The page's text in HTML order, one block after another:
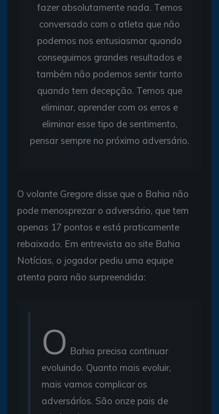
fazer absolutamente nada. Temos
conversado com o atleta que não
podemos nos entusiasmar quando
conseguimos grandes resultados e
também não podemos sentir tanto
quando tem decepção. Temos que
eliminar, aprender com os erros e
eliminar esse tipo de sentimento,
pensar sempre no próximo adversário.
O volante Gregore disse que o Bahia não
pode menosprezar o adversário, que tem
apenas 17 pontos e está praticamente
rebaixado. Em entrevista ao site Bahia
Notícias, o jogador pediu uma equipe
atenta para não surpreendida:
O Bahia precisa continuar
evoluindo. Quanto mais evoluir,
mais vamos complicar os
adversáríos. São onze pais de